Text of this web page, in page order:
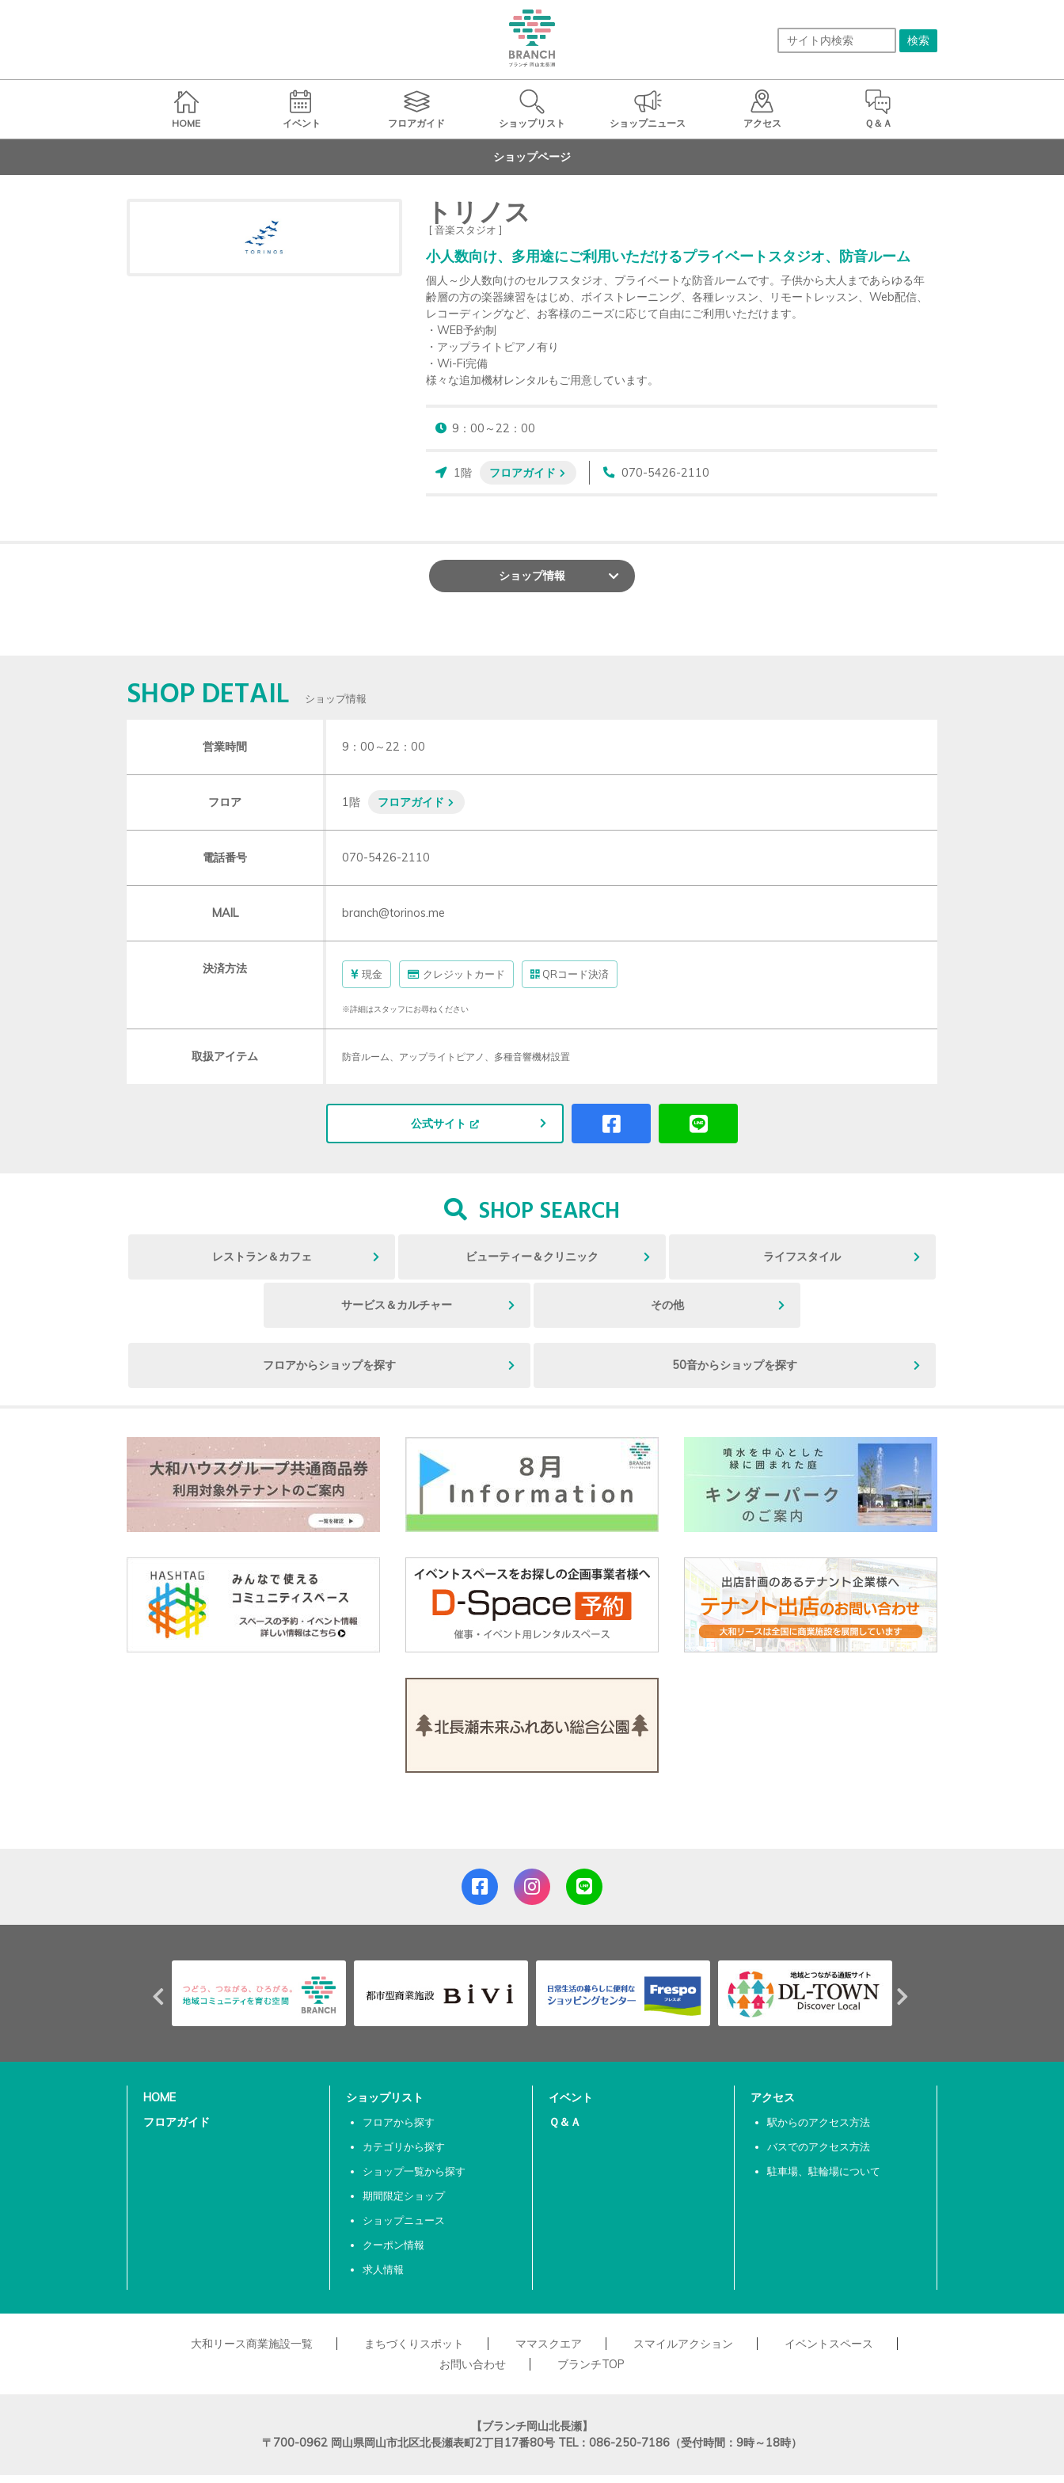
HOME イベント フロアガイド ショップリスト ショップニュース アクセス Ｑ＆Ａ
ショップページ
トリノス
[ 音楽スタジオ ]
小人数向け、多用途にご利用いただけるプライベートスタジオ、防音ルーム
個人～少人数向けのセルフスタジオ、プライベートな防音ルームです。子供から大人まであらゆる年
齢層の方の楽器練習をはじめ、ボイストレーニング、各種レッスン、リモートレッスン、Web配信、
レコーディングなど、お客様のニーズに応じて自由にご利用いただけます。
・WEB予約制
・アップライトピアノ有り
・Wi-Fi完備
様々な追加機材レンタルもご用意しています。
9：00～22：00
1階 フロアガイド 070-5426-2110
ショップ情報
SHOP DETAIL ショップ情報
営業時間 9：00～22：00
フロア 1階 フロアガイド
電話番号 070-5426-2110
MAIL branch@torinos.me
決済方法 現金 クレジットカード QRコード決済
※詳細はスタッフにお尋ねください
取扱アイテム 防音ルーム、アップライトピアノ、多種音響機材設置
公式サイト
SHOP SEARCH
レストラン＆カフェ ビューティー＆クリニック ライフスタイル
サービス＆カルチャー その他
フロアからショップを探す 50音からショップを探す
HOME
フロアガイド
ショップリスト
フロアから探す
カテゴリから探す
ショップ一覧から探す
期間限定ショップ
ショップニュース
クーポン情報
求人情報
イベント
Ｑ＆Ａ
アクセス
駅からのアクセス方法
バスでのアクセス方法
駐車場、駐輪場について
大和リース商業施設一覧 まちづくりスポット ママスクエア スマイルアクション
イベントスペース
お問い合わせ
ブランチTOP
【ブランチ岡山北長瀬】
〒700-0962 岡山県岡山市北区北長瀬表町2丁目17番80号 TEL：086-250-7186（受付時間：9時～18時）